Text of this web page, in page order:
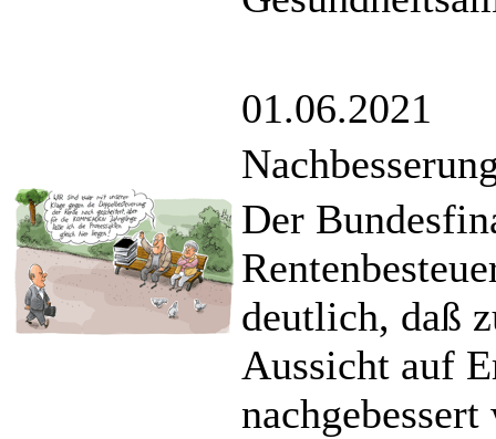
01.06.2021
Der
deutlich, daß
Aussicht auf